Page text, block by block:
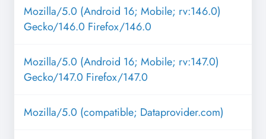
Mozilla/5.0 (Android 16; Mobile; rv:146.0)
Gecko/146.0 Firefox/146.0
Mozilla/5.0 (Android 16; Mobile; rv:147.0)
Gecko/147.0 Firefox/147.0
Mozilla/5.0 (compatible; Dataprovider.com)